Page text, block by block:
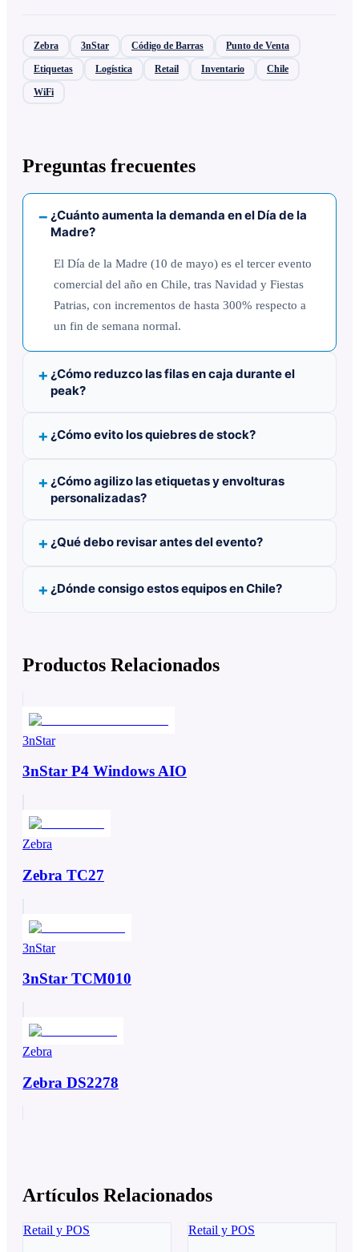
Zebra 3nStar Código de Barras Punto de Venta
Etiquetas Logística Retail Inventario Chile
WiFi
Preguntas frecuentes
¿Cuánto aumenta la demanda en el Día de la
Madre?
El Día de la Madre (10 de mayo) es el tercer evento
comercial del año en Chile, tras Navidad y Fiestas
Patrias, con incrementos de hasta 300% respecto a
un fin de semana normal.
¿Cómo reduzco las filas en caja durante el
peak?
¿Cómo evito los quiebres de stock?
¿Cómo agilizo las etiquetas y envolturas
personalizadas?
¿Qué debo revisar antes del evento?
¿Dónde consigo estos equipos en Chile?
Productos Relacionados
3nStar
3nStar P4 Windows AIO
Zebra
Zebra TC27
3nStar
3nStar TCM010
Zebra
Zebra DS2278
Artículos Relacionados
Retail y POS Retail y POS